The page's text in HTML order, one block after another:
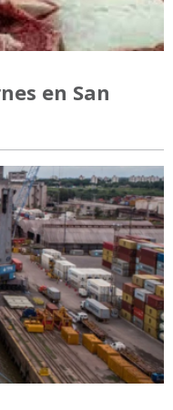
en San